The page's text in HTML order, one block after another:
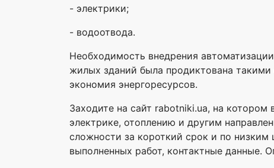
- электрики;
- водоотвода.
Необходимость внедрения
жилых зданий была продиктована
экономия энергоресурсов.
Заходите на сайт rabotniki.ua, на
электрике, отоплению и другим
сложности за короткий срок и по низким
выполненных работ, контактные данные.